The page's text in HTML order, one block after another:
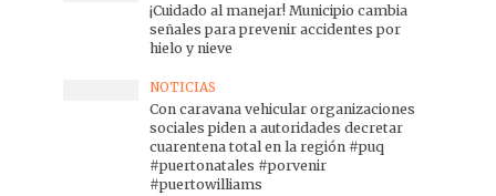
¡Cuidado al manejar! Municipio cambia
señales para prevenir accidentes por
hielo y nieve
NOTICIAS
Con caravana vehicular organizaciones
sociales piden a autoridades decretar
cuarentena total en la región #puq
#puertonatales #porvenir
#puertowilliams